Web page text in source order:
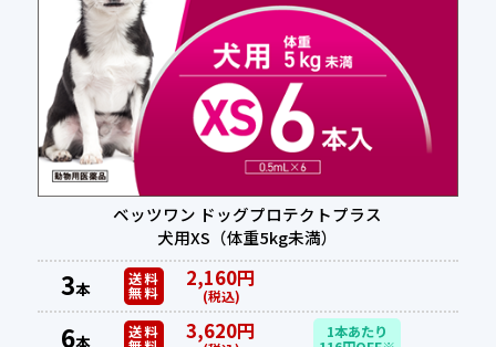
ベッツワン ドッグプロテクトプラス
犬用XS（体重5kg未満）
3本 送料
無料
2,160円
(税込)
6本 送料 3,620円 1本あたり